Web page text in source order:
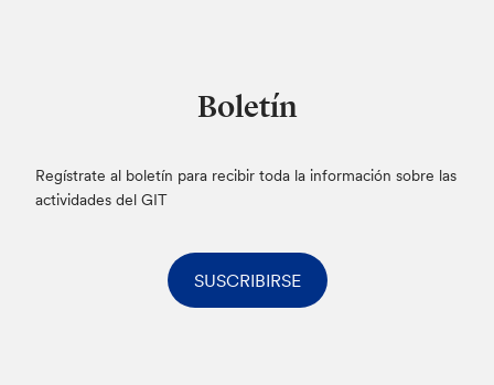
Boletín
Regístrate al boletín para recibir toda la información sobre las
actividades del GIT
SUSCRIBIRSE